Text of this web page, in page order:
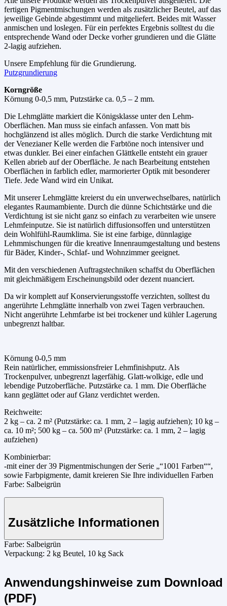
fertigen Pigmentmischungen werden als zusätzlicher Beutel, auf das
jeweilige Gebinde abgestimmt und mitgeliefert. Beides mit Wasser
anmischen und loslegen. Für ein perfektes Ergebnis solltest du die
entsprechende Wand oder Decke vorher grundieren und die Glätte
2-lagig aufziehen.
Unsere Empfehlung für die Grundierung.
Putzgrundierung
Korngröße
Körnung 0-0,5 mm, Putzstärke ca. 0,5 – 2 mm.
Die Lehmglätte markiert die Königsklasse unter den Lehm-
Oberflächen. Man muss sie einfach anfassen. Von matt bis
hochglänzend ist alles möglich. Durch die starke Verdichtung mit
der Venezianer Kelle werden die Farbtöne noch intensiver und
etwas dunkler. Bei einer einfachen Glättkelle entsteht ein grauer
Kellen abrieb auf der Oberfläche. Je nach Bearbeitung entstehen
Oberflächen in farblich edler, marmorierter Optik mit besonderer
Tiefe. Jede Wand wird ein Unikat.
Mit unserer Lehmglätte kreierst du ein unverwechselbares, natürlich
elegantes Raumambiente. Durch die dünne Schichtstärke und die
Verdichtung ist sie nicht ganz so einfach zu verarbeiten wie unsere
Lehmfeinputze. Sie ist natürlich diffusionsoffen und unterstützen
dein Wohlfühl-Raumklima. Sie ist eine farbige, dünnlagige
Lehmmischungen für die kreative Innenraumgestaltung und bestens
für Bäder, Kinder-, Schlaf- und Wohnzimmer geeignet.
Mit den verschiedenen Auftragstechniken schaffst du Oberflächen
mit gleichmäßigem Erscheinungsbild oder dezent nuanciert.
Da wir komplett auf Konservierungsstoffe verzichten, solltest du
angerührte Lehmglätte innerhalb von zwei Tagen verbrauchen.
Nicht angerührte Lehmfarbe ist bei trockener und kühler Lagerung
unbegrenzt haltbar.
Körnung 0-0,5 mm
Rein natürlicher, emmissionsfreier Lehmfinishputz. Als
Trockenpulver, unbegrenzt lagerfähig. Glatt-wolkige, edle und
lebendige Putzoberfläche. Putzstärke ca. 1 mm. Die Oberfläche
kann geglättet oder auf Glanz verdichtet werden.
Reichweite:
2 kg – ca. 2 m² (Putzstärke: ca. 1 mm, 2 – lagig aufziehen); 10 kg –
ca. 10 m²; 500 kg – ca. 500 m² (Putzstärke: ca. 1 mm, 2 – lagig
aufziehen)
Kombinierbar:
-mit einer der 39 Pigmentmischungen der Serie „“1001 Farben““,
sowie Farbpigmente, damit kreieren Sie Ihre individuellen Farben
Farbe: Salbeigrün
Zusätzliche Informationen
Farbe: Salbeigrün
Verpackung: 2 kg Beutel, 10 kg Sack
Anwendungshinweise zum Download
(PDF)